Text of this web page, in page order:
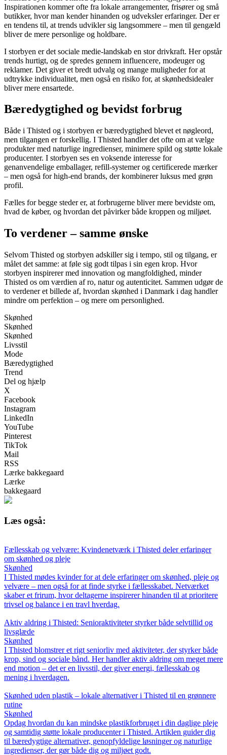
Inspirationen kommer ofte fra lokale arrangementer, frisører og små
butikker, hvor man kender hinanden og udveksler erfaringer. Der er
en tendens til, at trends udvikler sig langsommere – men til gengæld
bliver de mere personlige og holdbare.
I storbyen er det sociale medie-landskab en stor drivkraft. Her opstår
trends hurtigt, og de spredes gennem influencere, modeuger og
reklamer. Det giver et bredt udvalg og mange muligheder for at
udtrykke individualitet, men også en risiko for, at skønhedsidealer
bliver mere ensartede.
Bæredygtighed og bevidst forbrug
Både i Thisted og i storbyen er bæredygtighed blevet et nøgleord,
men tilgangen er forskellig. I Thisted handler det ofte om at vælge
produkter med naturlige ingredienser, minimere spild og støtte lokale
producenter. I storbyen ses en voksende interesse for
genanvendelige emballager, refill-systemer og certificerede mærker
– men også for high-end brands, der kombinerer luksus med grøn
profil.
Fælles for begge steder er, at forbrugerne bliver mere bevidste om,
hvad de køber, og hvordan det påvirker både kroppen og miljøet.
To verdener – samme ønske
Selvom Thisted og storbyen adskiller sig i tempo, stil og tilgang, er
målet det samme: at føle sig godt tilpas i sin egen krop. Hvor
storbyen inspirerer med innovation og mangfoldighed, minder
Thisted os om værdien af ro, natur og autenticitet. Sammen udgør de
to verdener et billede af, hvordan skønhed i Danmark i dag handler
mindre om perfektion – og mere om personlighed.
Skønhed
Skønhed
Skønhed
Livsstil
Mode
Bæredygtighed
Trend
Del og hjælp
X
Facebook
Instagram
LinkedIn
YouTube
Pinterest
TikTok
Mail
RSS
Lærke bakkegaard
Lærke
bakkegaard
Læs også:
Fællesskab og velvære: Kvindenetværk i Thisted deler erfaringer
om skønhed og pleje
Skønhed
I Thisted mødes kvinder for at dele erfaringer om skønhed, pleje og
velvære – men også for at finde styrke i fællesskabet. Netværket
skaber et frirum, hvor deltagerne inspirerer hinanden til at prioritere
trivsel og balance i en travl hverdag.
Aktiv aldring i Thisted: Senioraktiviteter styrker både selvtillid og
livsglæde
Skønhed
I Thisted blomstrer et rigt seniorliv med aktiviteter, der styrker både
krop, sind og sociale bånd. Her handler aktiv aldring om meget mere
end motion – det er en livsstil, der giver energi, fællesskab og
mening i hverdagen.
Skønhed uden plastik – lokale alternativer i Thisted til en grønnere
rutine
Skønhed
Opdag hvordan du kan mindske plastikforbruget i din daglige pleje
og samtidig støtte lokale producenter i Thisted. Artiklen guider dig
til bæredygtige alternativer, genopfyldelige løsninger og naturlige
ingredienser, der gør både dig og miljøet godt.